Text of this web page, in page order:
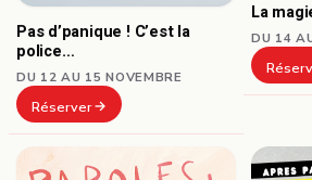
Pas d’panique ! C’est la
police…
DU 12 AU 15 NOVEMBRE
Réserver
La
DU 14